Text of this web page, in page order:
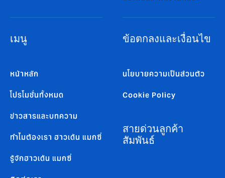
เมนู
หน้าหลัก
โปรโมชั่นทั้งหมด
ข่าวสารและบทความ
ทำไมต้องเรา ฮาวเด้น แมกซี่
รู้จักฮาวเด้น แมกซี่
ข้อตกลงและเงื่อนไข
นโยบายความเป็นส่วนตัว
Cookie Policy
สายด่วนลูกค้า
สัมพันธ์